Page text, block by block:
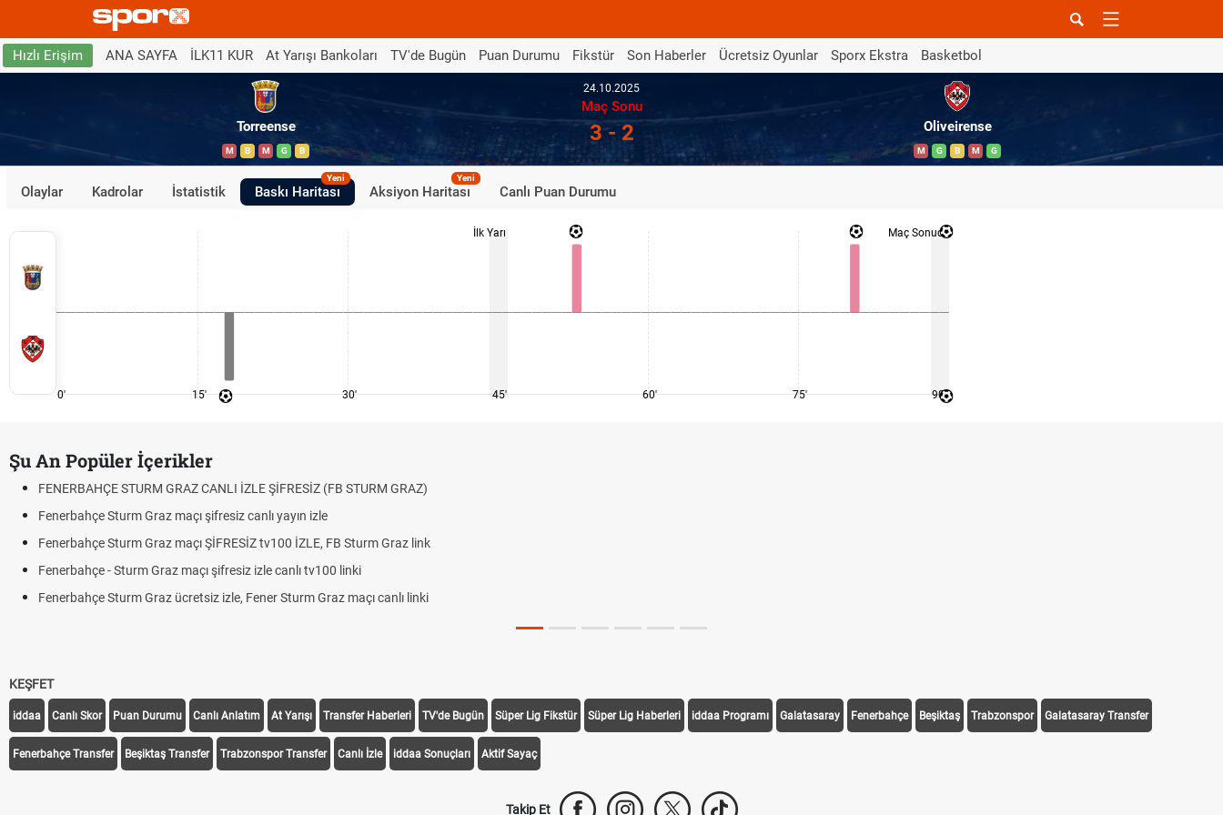
Hızlı Erişim ANA SAYFA İLK11 KUR At Yarışı Bankoları TV'de Bugün Puan Durumu Fikstür Son Haberler Ücretsiz Oyunlar Sporx Ekstra Basketbol
Torreense
M B M G B
24.10.2025
Maç Sonu
3 - 2 Oliveirense
M G B M G
Olaylar Kadrolar İstatistik Baskı Haritası
Yeni
Aksiyon Haritası
Yeni
Canlı Puan Durumu
0' 15' 30'
İlk Yarı
45' 60' 75'
Maç Sonucu
90 '
Şu An Popüler İçerikler
FENERBAHÇE STURM GRAZ CANLI İZLE ŞİFRESİZ (FB STURM GRAZ)
Fenerbahçe Sturm Graz maçı şifresiz canlı yayın izle
Fenerbahçe Sturm Graz maçı ŞİFRESİZ tv100 İZLE, FB Sturm Graz link
Fenerbahçe - Sturm Graz maçı şifresiz izle canlı tv100 linki
Fenerbahçe Sturm Graz ücretsiz izle, Fener Sturm Graz maçı canlı linki
KEŞFET
iddaa Canlı Skor Puan Durumu Canlı Anlatım At Yarışı Transfer Haberleri TV'de Bugün Süper Lig Fikstür Süper Lig Haberleri iddaa Programı Galatasaray Fenerbahçe Beşiktaş Trabzonspor Galatasaray Transfer
Fenerbahçe Transfer Beşiktaş Transfer Trabzonspor Transfer Canlı İzle iddaa Sonuçları Aktif Sayaç
Takip Et